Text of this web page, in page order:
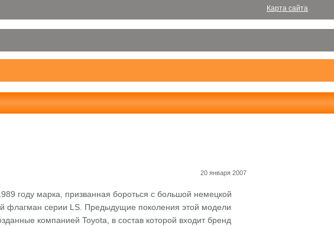
Карта сайта
20 января 2007
году марка, призванная бороться с большой немецкой
флагман серии LS. Предыдущие поколения этой модели
компанией Toyota, в состав которой входит бренд